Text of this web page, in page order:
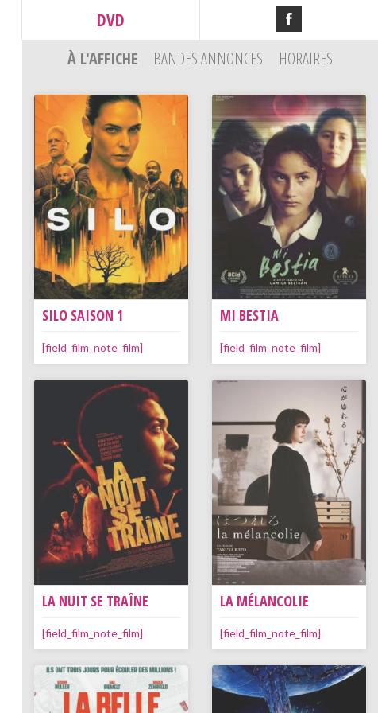
DVD
À L'AFFICHE BANDES ANNONCES HORAIRES
SILO SAISON 1
[field_film_note_film]
MI BESTIA
[field_film_note_film]
LA NUIT SE TRAÎNE
[field_film_note_film]
LA MÉLANCOLIE
[field_film_note_film]